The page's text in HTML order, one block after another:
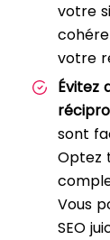
votre
votre
Évitez
sont
Optez
Vous
SEO